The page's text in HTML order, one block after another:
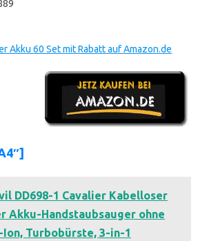
Akku 60 Set mit Rabatt auf Amazon.de
DD698-1 Cavalier Kabelloser
Akku-Handstaubsauger ohne
Ion, Turbobürste, 3-in-1